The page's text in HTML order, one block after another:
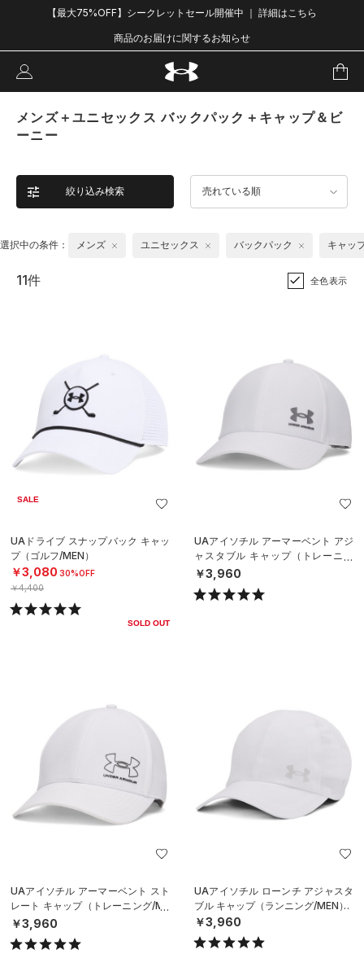
【最大75%OFF】シークレットセール開催中 ｜ 詳細はこちら
商品のお届けに関するお知らせ
メンズ＋ユニセックス バックパック＋キャップ＆ビ
ーニー
絞り込み検索 売れている順
選択中の条件： メンズ ユニセックス バックパック キャッ
11件 全色表示
SALE
UAドライブ スナップバック キャッ
プ（ゴルフ/MEN）
￥3,080 30%OFF
￥4,400
SOLD OUT
UAアイソチル アーマーベント アジ
ャスタブル キャップ（トレーニン
グ/MEN）
￥3,960
UAアイソチル アーマーベント スト
レート キャップ（トレーニング/ME
N）
￥3,960
UAアイソチル ローンチ アジャスタ
ブル キャップ（ランニング/MEN）
￥3,960